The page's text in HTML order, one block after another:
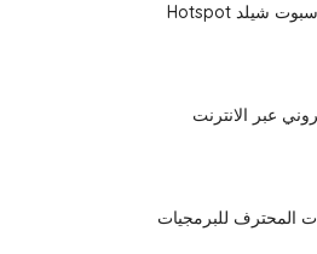
تحميل برنامج هوت سبوت شيلد Hotspot
عبر الانترنت
المحترف للبرمجيات